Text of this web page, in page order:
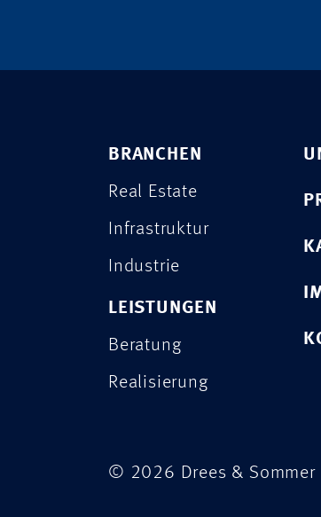
BRANCHEN
Real Estate
Infrastruktur
Industrie
LEISTUNGEN
Beratung
Realisierung
© 2026 Drees & Sommer